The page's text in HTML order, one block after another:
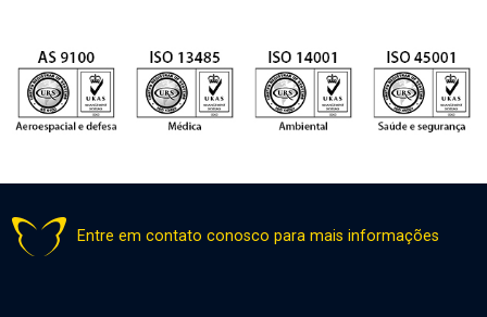
Entre em contato conosco para mais informações